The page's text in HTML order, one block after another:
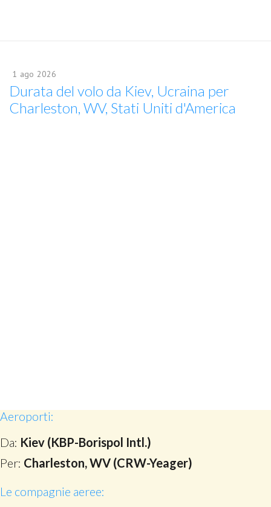
1 ago 2026
Durata del volo da Kiev, Ucraina per
Charleston, WV, Stati Uniti d'America
Aeroporti:
Da: Kiev (KBP-Borispol Intl.)
Per: Charleston, WV (CRW-Yeager)
Le compagnie aeree: